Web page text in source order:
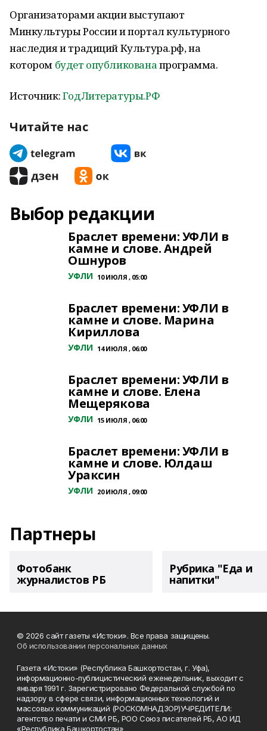
Организаторами акции выступают
Минкультуры России и портал культурного
наследия и традиций Культура.рф, на
котором будет опубликованапрограмма.
Источник:ГодЛитературы.РФ
Читайте нас
Выбор редакции
Браслет времени: УФЛИ в
камне и слове. Андрей
Ошнуров
УФЛИ 10 ИЮЛЯ , 05:00
Браслет времени: УФЛИ в
камне и слове. Марина
Кириллова
УФЛИ 14 ИЮЛЯ , 06:00
Браслет времени: УФЛИ в
камне и слове. Елена
Мещерякова
УФЛИ 15 ИЮЛЯ , 06:00
Браслет времени: УФЛИ в
камне и слове. Юлдаш
Ураксин
УФЛИ 20 ИЮЛЯ , 09:00
Партнеры
Фотобанк
журналистов РБ
Рубрика "Еда и
напитки"
© 2026 сайт газеты «Истоки». Все права защищены.
Об использовании персональных данных
Газета «Истоки» (Республика Башкортостан, г. Уфа),
информационно-публицистический еженедельник, выходит с
января 1991 г. Зарегистрировано Федеральной службой по
надзору в сфере связи, информационных технологий и
массовых коммуникаций (РОСКОМНАДЗОР)УЧРЕДИТЕЛИ:
агентство печати и СМИ РБ, РОО Союз писателей РБ, АО ИД
«Республика Башкортостан»